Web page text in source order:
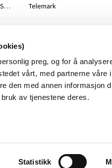
preg, og for å
vårt, med partnerne våre
den med annen informasjon
av tjenestene deres.
Statistikk
LØVENSKIOLD-FOSSUM KRAFT AS Telemark
Trøndelag
Vestland